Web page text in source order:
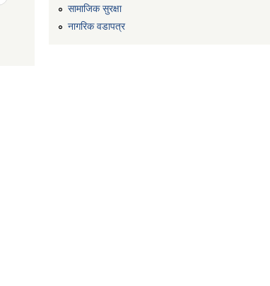
सामाजिक सुरक्षा
नागरिक वडापत्र